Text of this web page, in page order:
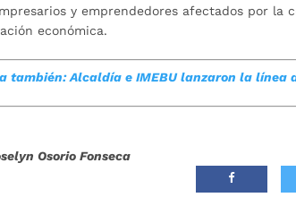
y emprendedores afectados por la
económica.
también: Alcaldía e IMEBU lanzaron la línea
Osorio Fonseca